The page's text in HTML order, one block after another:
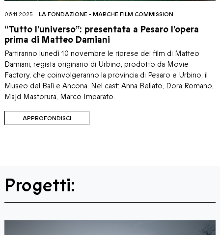
06.11.2025 LA FONDAZIONE - MARCHE FILM COMMISSION
“Tutto l’universo”: presentata a Pesaro l’opera
prima di Matteo Damiani
Partiranno lunedì 10 novembre le riprese del film di Matteo
Damiani, regista originario di Urbino, prodotto da Movie
Factory, che coinvolgeranno la provincia di Pesaro e Urbino, il
Museo del Balì e Ancona. Nel cast: Anna Bellato, Dora Romano,
Majd Mastorura, Marco Imparato.
APPROFONDISCI
Progetti: